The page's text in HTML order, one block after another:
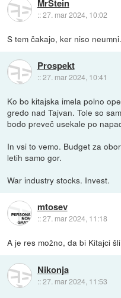
MrStein
::27. mar 2024, 10:02
S tem čakajo, ker niso neumni.
Prospekt
::27. mar 2024, 10:41
Ko bo kitajska imela polno
gredo nad Tajvan. Tole so
bodo preveč usekale po
In vsi to vemo. Budget za
letih samo gor.
War industry stocks. Invest.
mtosev
::27. mar 2024, 11:18
A je res možno, da bi Kitajci
Nikonja
::27. mar 2024, 11:53